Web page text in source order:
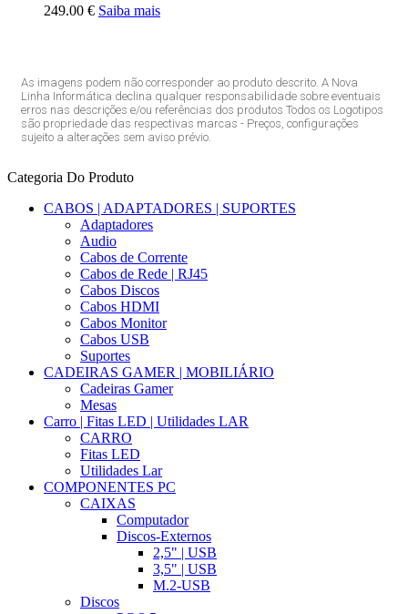
249.00 € Saiba mais
As imagens podem não corresponder ao produto descrito. A Nova
Linha Informática declina qualquer responsabilidade sobre eventuais
erros nas descrições e/ou referências dos produtos Todos os Logotipos
são propriedade das respectivas marcas - Preços, configurações
sujeito a alterações sem aviso prévio.
Categoria Do Produto
CABOS | ADAPTADORES | SUPORTES
Adaptadores
Audio
Cabos de Corrente
Cabos de Rede | RJ45
Cabos Discos
Cabos HDMI
Cabos Monitor
Cabos USB
Suportes
CADEIRAS GAMER | MOBILIÁRIO
Cadeiras Gamer
Mesas
Carro | Fitas LED | Utilidades LAR
CARRO
Fitas LED
Utilidades Lar
COMPONENTES PC
CAIXAS
Computador
Discos-Externos
2,5" | USB
3,5" | USB
M.2-USB
Discos